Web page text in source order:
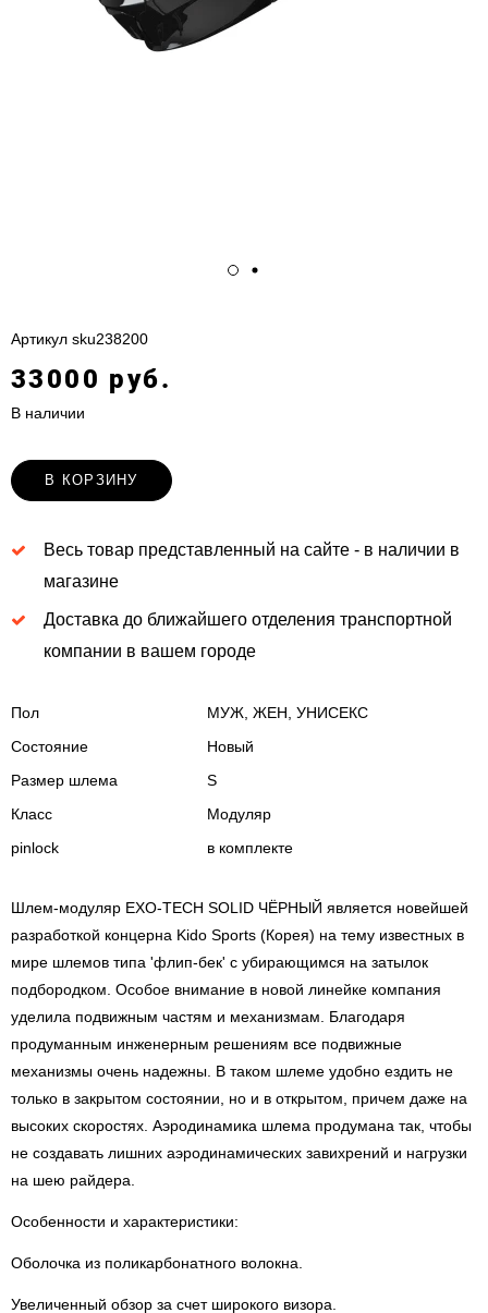
Артикул sku238200
33000 руб.
В наличии
В КОРЗИНУ
Весь товар представленный на сайте - в наличии в
магазине
Доставка до ближайшего отделения транспортной
компании в вашем городе
Пол
МУЖ, ЖЕН, УНИСЕКС
Состояние
Новый
Размер шлема
S
Класс
Модуляр
pinlock
в комплекте
Шлем-модуляр EXO-TECH SOLID ЧЁРНЫЙ является новейшей
разработкой концерна Kido Sports (Корея) на тему известных в
мире шлемов типа 'флип-бек' с убирающимся на затылок
подбородком. Особое внимание в новой линейке компания
уделила подвижным частям и механизмам. Благодаря
продуманным инженерным решениям все подвижные
механизмы очень надежны. В таком шлеме удобно ездить не
только в закрытом состоянии, но и в открытом, причем даже на
высоких скоростях. Аэродинамика шлема продумана так, чтобы
не создавать лишних аэродинамических завихрений и нагрузки
на шею райдера.
Особенности и характеристики:
Оболочка из поликарбонатного волокна.
Увеличенный обзор за счет широкого визора.